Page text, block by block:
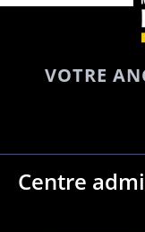
VOTRE
Centre